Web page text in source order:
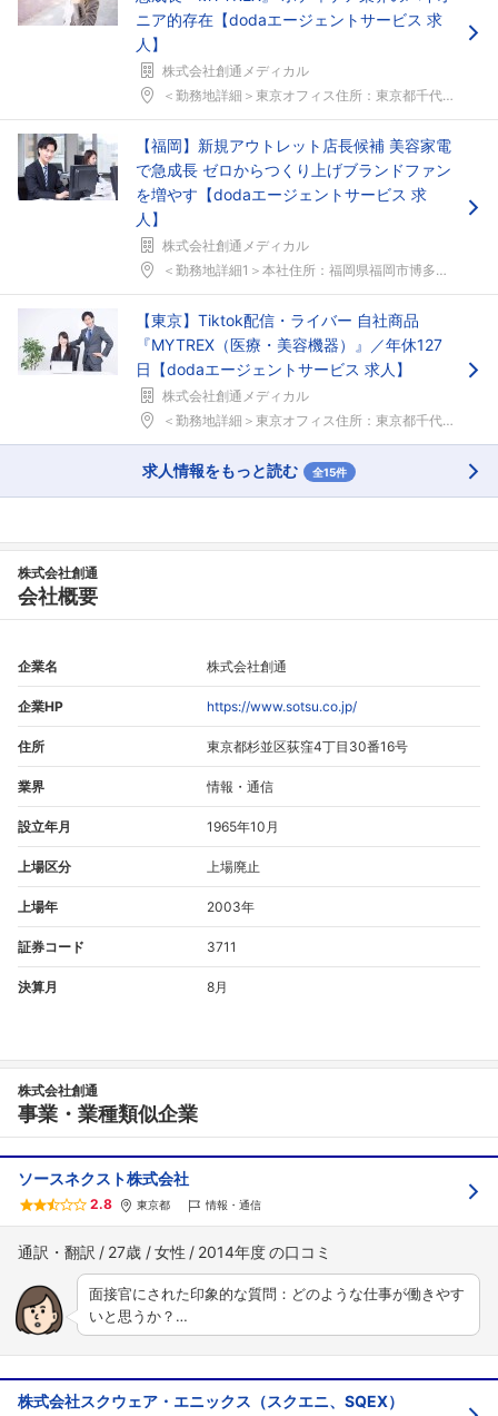
フォローしました
こちらの企業もフォローしませんか？
ニア的存在【dodaエージェントサービス 求
人】
株式会社創通メディカル
＜勤務地詳細＞東京オフィス住所：東京都千代田区東神...
【福岡】新規アウトレット店長候補 美容家電
で急成長 ゼロからつくり上げブランドファン
を増やす【dodaエージェントサービス 求
人】
株式会社創通メディカル
＜勤務地詳細1＞本社住所：福岡県福岡市博多区博多駅...
【東京】Tiktok配信・ライバー 自社商品
『MYTREX（医療・美容機器）』／年休127
日【dodaエージェントサービス 求人】
株式会社創通メディカル
＜勤務地詳細＞東京オフィス住所：東京都千代田区東神...
求人情報をもっと読む 全15件
株式会社創通
会社概要
企業名 株式会社創通
企業HP https://www.sotsu.co.jp/
住所 東京都杉並区荻窪4丁目30番16号
業界 情報・通信
設立年月 1965年10月
上場区分 上場廃止
上場年 2003年
証券コード 3711
決算月 8月
株式会社創通
事業・業種類似企業
ソースネクスト株式会社
2.8 東京都 情報・通信
通訳・翻訳 27歳 女性 2014年度
面接官にされた印象的な質問：どのような仕事が働きやす
いと思うか？…
株式会社スクウェア・エニックス（スクエニ、SQEX）